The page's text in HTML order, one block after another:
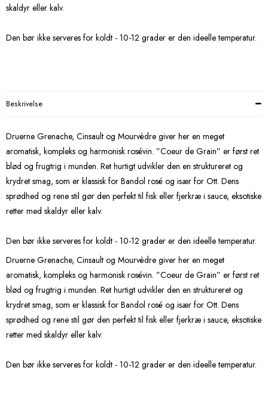
skaldyr eller kalv.
Den bør ikke serveres for koldt - 10-12 grader er den ideelle temperatur.
Beskrivelse
Druerne Grenache, Cinsault og Mourvèdre giver her en meget
aromatisk, kompleks og harmonisk rosévin. ”Coeur de Grain” er først ret
blød og frugtrig i munden. Ret hurtigt udvikler den en struktureret og
krydret smag, som er klassisk for Bandol rosé og især for Ott. Dens
sprødhed og rene stil gør den perfekt til fisk eller fjerkræ i sauce, eksotiske
retter med skaldyr eller kalv.
Den bør ikke serveres for koldt - 10-12 grader er den ideelle temperatur.
Druerne Grenache, Cinsault og Mourvèdre giver her en meget
aromatisk, kompleks og harmonisk rosévin. ”Coeur de Grain” er først ret
blød og frugtrig i munden. Ret hurtigt udvikler den en struktureret og
krydret smag, som er klassisk for Bandol rosé og især for Ott. Dens
sprødhed og rene stil gør den perfekt til fisk eller fjerkræ i sauce, eksotiske
retter med skaldyr eller kalv.
Den bør ikke serveres for koldt - 10-12 grader er den ideelle temperatur.